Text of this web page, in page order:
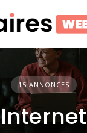
15 ANNONCES
Internet